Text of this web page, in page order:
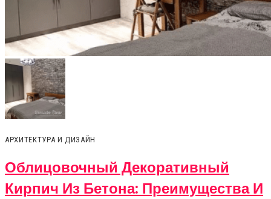
АРХИТЕКТУРА И ДИЗАЙН
Облицовочный Декоративный
Кирпич Из Бетона: Преимущества И